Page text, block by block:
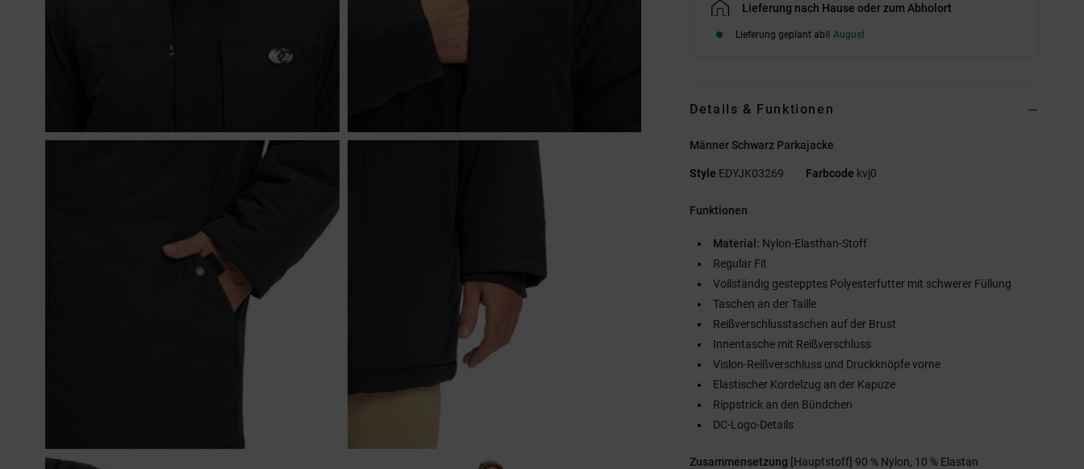
Lieferung nach Hause oder zum Abholort
Lieferung geplant ab8 August
Details & Funktionen
Männer Schwarz Parkajacke
Style EDYJK03269 Farbcode kvj0
Funktionen
Material: Nylon-Elasthan-Stoff
Regular Fit
Vollständig gestepptes Polyesterfutter mit schwerer Füllung
Taschen an der Taille
Reißverschlusstaschen auf der Brust
Innentasche mit Reißverschluss
Vislon-Reißverschluss und Druckknöpfe vorne
Elastischer Kordelzug an der Kapuze
Rippstrick an den Bündchen
DC-Logo-Details
Zusammensetzung [Hauptstoff] 90 % Nylon, 10 % Elastan